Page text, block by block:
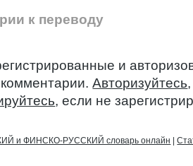
к переводу
и
комментарии.Авторизуйтесь
, если не
и ФИНСКО-РУССКИЙ словарь онлайн |